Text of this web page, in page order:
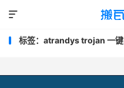

标签：atrandys trojan 一键